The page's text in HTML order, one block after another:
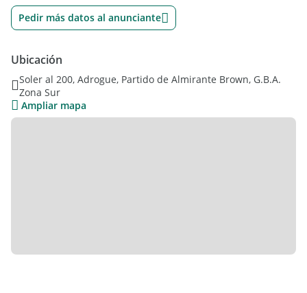
recepción a un amplísimo living y comedor con hogar, toilette
de recepción, amplisima cocina con isla y profusión de
principal en suite con Jacuzzi de 2x2, 2 dormitorios mas en
suite con jacuzzi, 3 dormitorios adicionales y playroom.
Enorme jardín con pileta Climatizada de 9 x 4, y quincho de
80m2 con parrilla y horno de barrro. Para disfrutar.
Pedir más datos al anunciante
Ubicación
Soler al 200, Adrogue, Partido de Almirante Brown, G.B.A.
Zona Sur
Ampliar mapa